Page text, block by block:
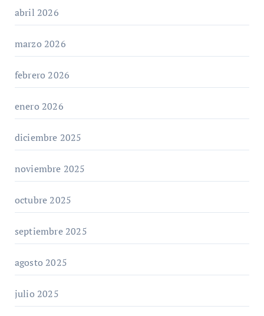
abril 2026
marzo 2026
febrero 2026
enero 2026
diciembre 2025
noviembre 2025
octubre 2025
septiembre 2025
agosto 2025
julio 2025